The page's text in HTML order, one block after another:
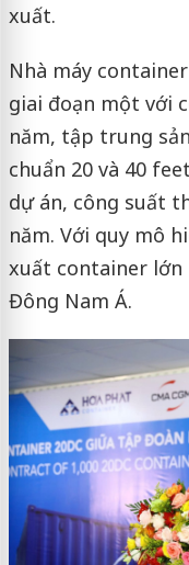
xuất.
Nhà máy
giai đoạn một với
năm, tập trung
chuẩn 20 và 40
dự án, công suất
năm. Với quy mô
xuất container lớn
Đông Nam Á.